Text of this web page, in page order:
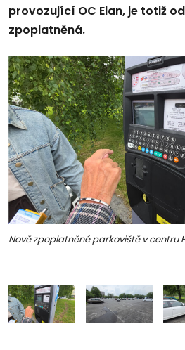
provozující OC Elan, je totiž
zpoplatněná.
Nově zpoplatněné parkoviště v centru